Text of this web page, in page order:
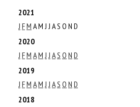
2021
J FM AM J J AS O N D
2020
J FM AM J J AS O N D
2019
J FM AM J J AS O N D
2018